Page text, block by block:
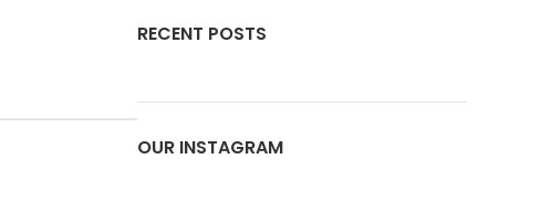
RECENT POSTS
OUR INSTAGRAM